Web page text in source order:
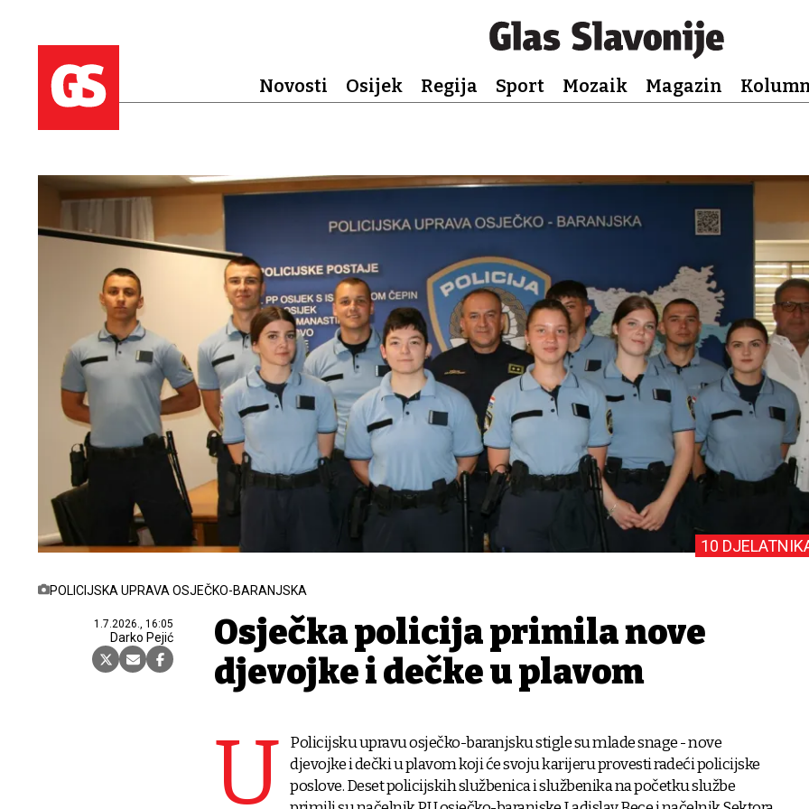
Novosti Osijek Regija Sport Mozaik Magazin
POLICIJSKA UPRAVA OSJEČKO-BARANJSKA
1.7.2026., 16:05
Darko Pejić
10
Osječka policija primila nove
djevojke i dečke u plavom
U
Policijsku upravu osječko-baranjsku stigle su mlade snage - nove
djevojke i dečki u plavom koji će svoju karijeru provesti radeći policijske
poslove. Deset policijskih službenica i službenika na početku službe